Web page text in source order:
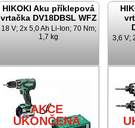
HIKOKI Aku příklepová
vrtačka DV18DBSL WFZ
18 V; 2x 5,0 Ah Li-Ion; 70 Nm;
1,7 kg
AKCE
UKONČENA
3,6 V;